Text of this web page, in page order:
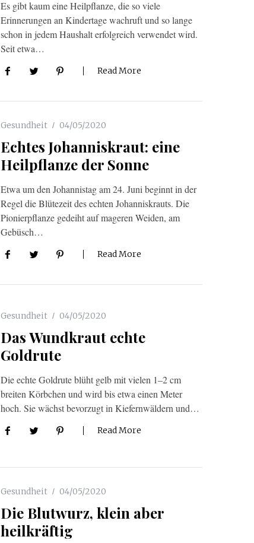
Es gibt kaum eine Heilpflanze, die so viele
Erinnerungen an Kindertage wachruft und so lange
schon in jedem Haushalt erfolgreich verwendet wird.
Seit etwa…
Read More
Gesundheit 04/05/2020
Echtes Johanniskraut: eine
Heilpflanze der Sonne
Etwa um den Johannistag am 24. Juni beginnt in der
Regel die Blütezeit des echten Johanniskrauts. Die
Pionierpflanze gedeiht auf mageren Weiden, am
Gebüsch…
Read More
Gesundheit 04/05/2020
Das Wundkraut echte
Goldrute
Die echte Goldrute blüht gelb mit vielen 1–2 cm
breiten Körbchen und wird bis etwa einen Meter
hoch. Sie wächst bevorzugt in Kiefernwäldern und…
Read More
Gesundheit 04/05/2020
Die Blutwurz, klein aber
heilkräftig